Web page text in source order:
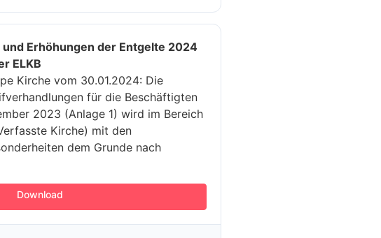
Erhöhungen der Entgelte 2024
ELKB
Kirche vom 30.01.2024: Die
für die Beschäftigten
2023 (Anlage 1) wird im Bereich
Kirche) mit den
dem Grunde nach
Download